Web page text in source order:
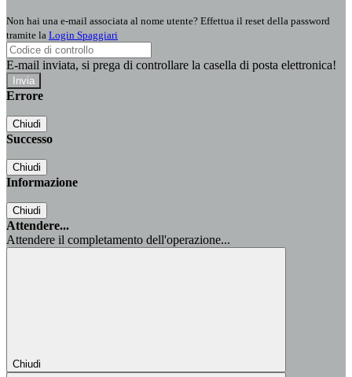
Non hai una e-mail associata al nome utente? Effettua il reset della password
tramite la Login Spaggiari
E-mail inviata, si prega di controllare la casella di posta elettronica!
Errore
Chiudi
Successo
Chiudi
Informazione
Chiudi
Attendere...
Attendere il completamento dell'operazione...
Chiudi